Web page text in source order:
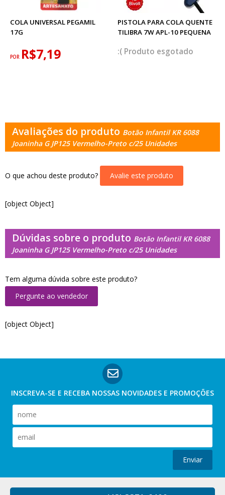
COLA UNIVERSAL PEGAMIL
17G
POR R$7,19
PISTOLA PARA COLA QUENTE
TILIBRA 7W APL-10 PEQUENA
esgotado
Avaliações do produto Botão Infantil KR 6088
Joaninha G JP125 Vermelho-Preto c/25 Unidades
O que achou deste produto? Avalie este produto
[object Object]
Dúvidas sobre o produto Botão Infantil KR 6088
Joaninha G JP125 Vermelho-Preto c/25 Unidades
Tem alguma dúvida sobre este produto?
Pergunte ao vendedor
[object Object]
INSCREVA-SE E RECEBA NOSSAS NOVIDADES E PROMOÇÕES
Enviar